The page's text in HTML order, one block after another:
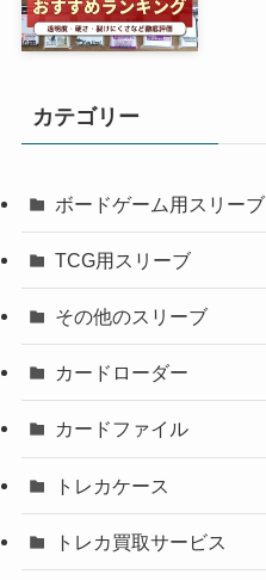
カテゴリー
ボードゲーム用スリーブ
TCG用スリーブ
その他のスリーブ
カードローダー
カードファイル
トレカケース
トレカ買取サービス